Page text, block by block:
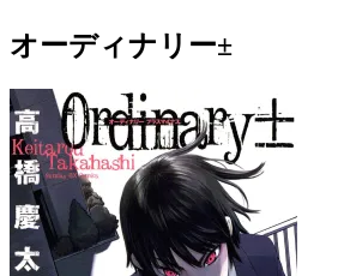
オーディナリー±